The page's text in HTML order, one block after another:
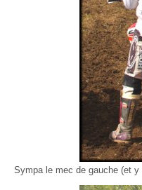
Sympa le mec de gauche (et